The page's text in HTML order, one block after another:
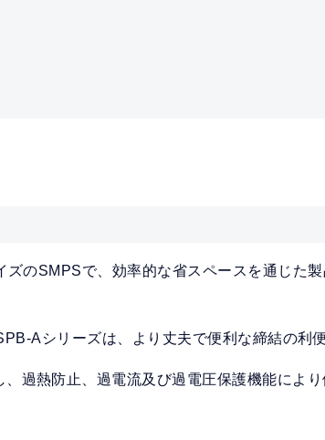
のSMPSで、効率的な省スペースを通じた
Aシリーズは、より丈夫で便利な締結の利
過熱防止、過電流及び過電圧保護機能により